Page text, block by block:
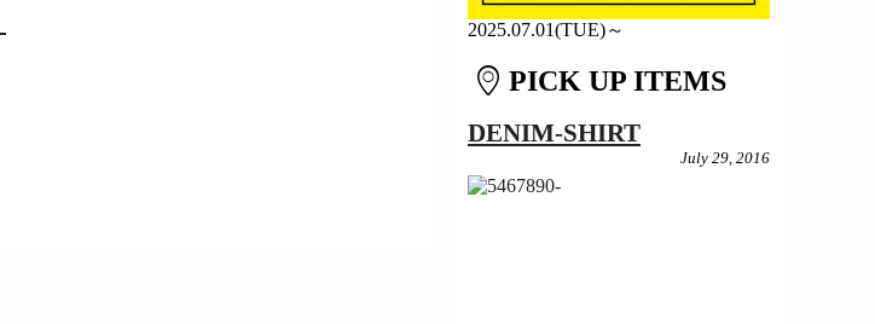
2025.07.01(TUE)～
PICK UP ITEMS
DENIM-SHIRT
July 29, 2016